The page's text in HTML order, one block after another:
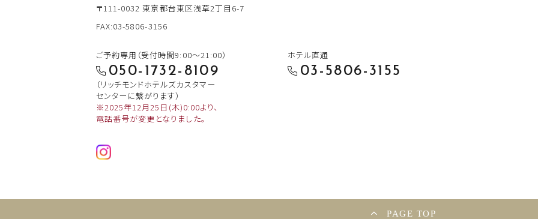
〒111-0032 東京都台東区浅草2丁目6-7
FAX:03-5806-3156
ご予約専用（受付時間9:00～21:00）
050-1732-8109
（リッチモンドホテルズカスタマー
センターに繋がります）
※2025年12月25日(木)0:00より、
電話番号が変更となりました。
ホテル直通
03-5806-3155
PAGE TOP